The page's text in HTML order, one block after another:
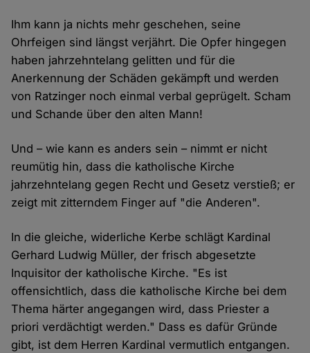
Ihm kann ja nichts mehr geschehen, seine
Ohrfeigen sind längst verjährt. Die Opfer hingegen
haben jahrzehntelang gelitten und für die
Anerkennung der Schäden gekämpft und werden
von Ratzinger noch einmal verbal geprügelt. Scham
und Schande über den alten Mann!
Und – wie kann es anders sein – nimmt er nicht
reumütig hin, dass die katholische Kirche
jahrzehntelang gegen Recht und Gesetz verstieß; er
zeigt mit zitterndem Finger auf "die Anderen".
In die gleiche, widerliche Kerbe schlägt Kardinal
Gerhard Ludwig Müller, der frisch abgesetzte
Inquisitor der katholische Kirche. "Es ist
offensichtlich, dass die katholische Kirche bei dem
Thema härter angegangen wird, dass Priester a
priori verdächtigt werden." Dass es dafür Gründe
gibt, ist dem Herren Kardinal vermutlich entgangen.